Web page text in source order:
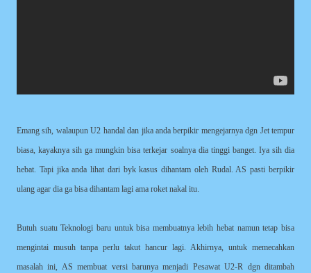
Emang sih, walaupun U2 handal dan jika anda berpikir mengejarnya dgn Jet tempur
biasa, kayaknya sih ga mungkin bisa terkejar soalnya dia tinggi banget. Iya sih dia
hebat. Tapi jika anda lihat dari byk kasus dihantam oleh Rudal. AS pasti berpikir
ulang agar dia ga bisa dihantam lagi ama roket nakal itu.
Butuh suatu Teknologi baru untuk bisa membuatnya lebih hebat namun tetap bisa
mengintai musuh tanpa perlu takut hancur lagi. Akhirnya, untuk memecahkan
masalah ini, AS membuat versi barunya menjadi Pesawat U2-R dgn ditambah